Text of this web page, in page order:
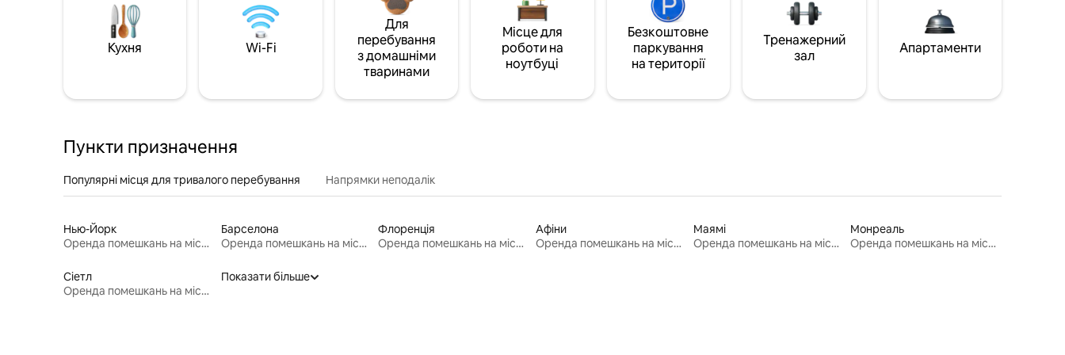
Кухня Wi-Fi
Для
перебування
з домашніми
тваринами
Місце для
роботи на
ноутбуці
Безкоштовне
паркування
на території
Тренажерний
зал
Апартаменти
Пункти призначення
Популярні місця для тривалого перебування Напрямки неподалік
Нью-Йорк
Оренда помешкань на місяць
Барселона
Оренда помешкань на місяць
Флоренція
Оренда помешкань на місяць
Афіни
Оренда помешкань на місяць
Маямі
Оренда помешкань на місяць
Монреаль
Оренда помешкань на місяць
Сіетл
Оренда помешкань на місяць
Показати більше